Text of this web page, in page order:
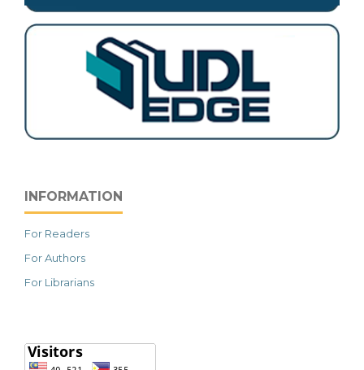
INFORMATION
For Readers
For Authors
For Librarians